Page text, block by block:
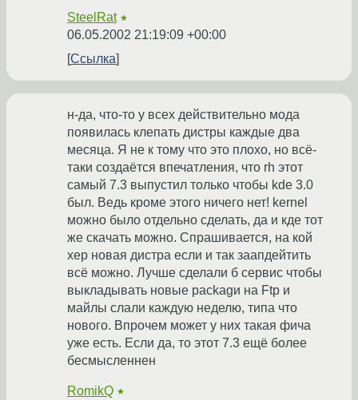
SteelRat ★
06.05.2002 21:19:09 +00:00
Ссылка
н-да, что-то у всех действительно мода
появилась клепать дистры каждые два
месяца. Я не к тому что это плохо, но всё-
таки создаётся впечатления, что rh этот
самый 7.3 выпустил только чтобы kde 3.0
был. Ведь кроме этого ничего нет! kernel
можно было отдельно сделать, да и кде тот
же скачать можно. Спрашивается, на кой
хер новая дистра если и так заапдейтить
всё можно. Лучше сделали б сервис чтобы
выкладывать новые packagи на Ftp и
майлы слали каждую неделю, типа что
нового. Впрочем может у них такая фича
уже есть. Если да, то этот 7.3 ещё более
бесмысленнен
RomikQ ★